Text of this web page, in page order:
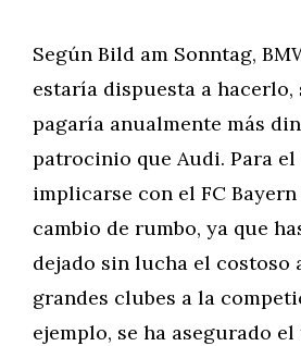
Según Bild am Sonntag,
estaría dispuesta a hacerlo,
pagaría anualmente más
patrocinio que Audi. Para el
implicarse con el FC
cambio de rumbo, ya que
dejado sin lucha el costoso
grandes clubes a la
ejemplo, se ha asegurado